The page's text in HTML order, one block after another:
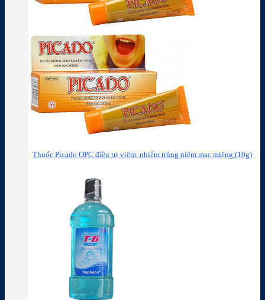
Thuốc Picado OPC điều trị viêm, nhiễm trùng niêm mạc miệng (10g)